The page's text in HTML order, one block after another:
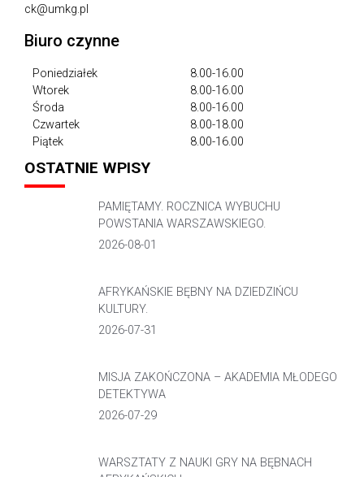
ck@umkg.pl
Biuro czynne
Poniedziałek
Wtorek
Środa
Czwartek
Piątek
8.00-16.00
8.00-16.00
8.00-16.00
8.00-18.00
8.00-16.00
OSTATNIE WPISY
PAMIĘTAMY. ROCZNICA WYBUCHU
POWSTANIA WARSZAWSKIEGO.
2026-08-01
AFRYKAŃSKIE BĘBNY NA DZIEDZIŃCU
KULTURY.
2026-07-31
MISJA ZAKOŃCZONA – AKADEMIA MŁODEGO
DETEKTYWA
2026-07-29
WARSZTATY Z NAUKI GRY NA BĘBNACH